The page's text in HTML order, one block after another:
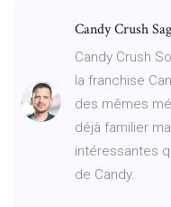
Candy Crush
Candy Crush
la franchise
des mêmes
déjà familier
intéressantes
de Candy.